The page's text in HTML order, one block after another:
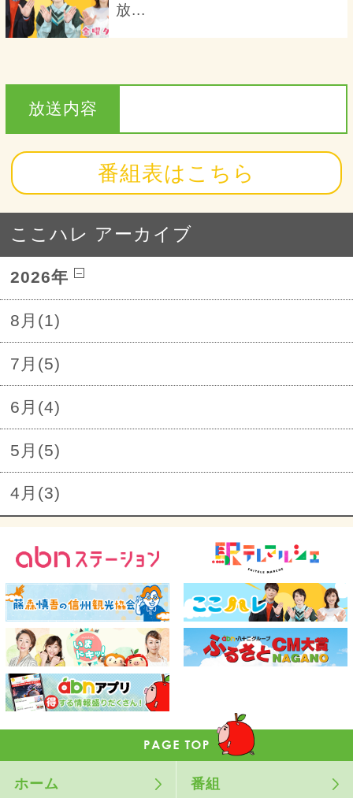
放...
放送内容
番組表はこちら
ここハレ アーカイブ
2026年
8月(1)
7月(5)
6月(4)
5月(5)
4月(3)
ホーム 番組